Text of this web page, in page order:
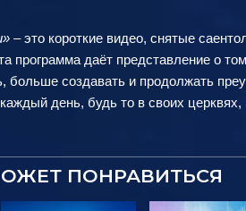
– это короткие видео, снятые
программа даёт представление о
больше создавать и продолжать
день, будь то в своих
ПОНРАВИТЬСЯ